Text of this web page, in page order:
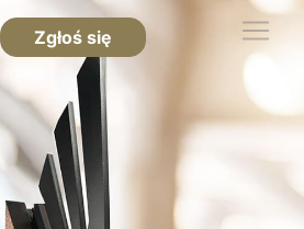
Zgłoś się